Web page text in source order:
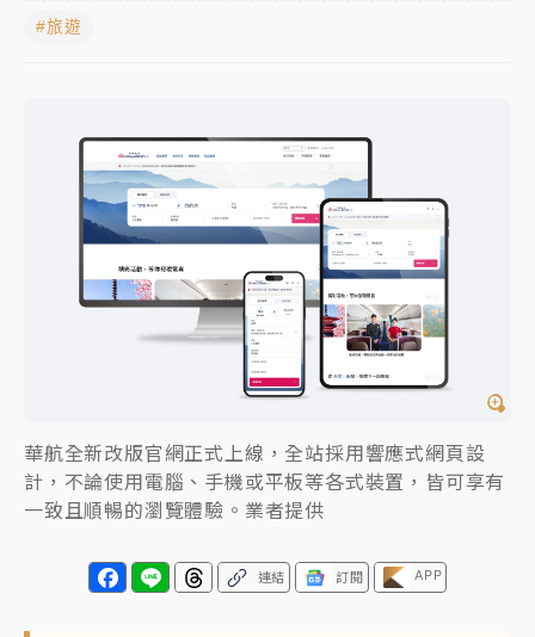
中颱白海豚風雨來了！中部以北防豪雨 今晚、明天影
響最劇烈
白海豚逼近！北市水門只出不進 未移置車輛最高罰
4800＋拖吊費
#旅遊
華航全新改版官網正式上線，全站採用響應式網頁設
計，不論使用電腦、手機或平板等各式裝置，皆可享有
一致且順暢的瀏覽體驗。業者提供
連結 訂閱 APP